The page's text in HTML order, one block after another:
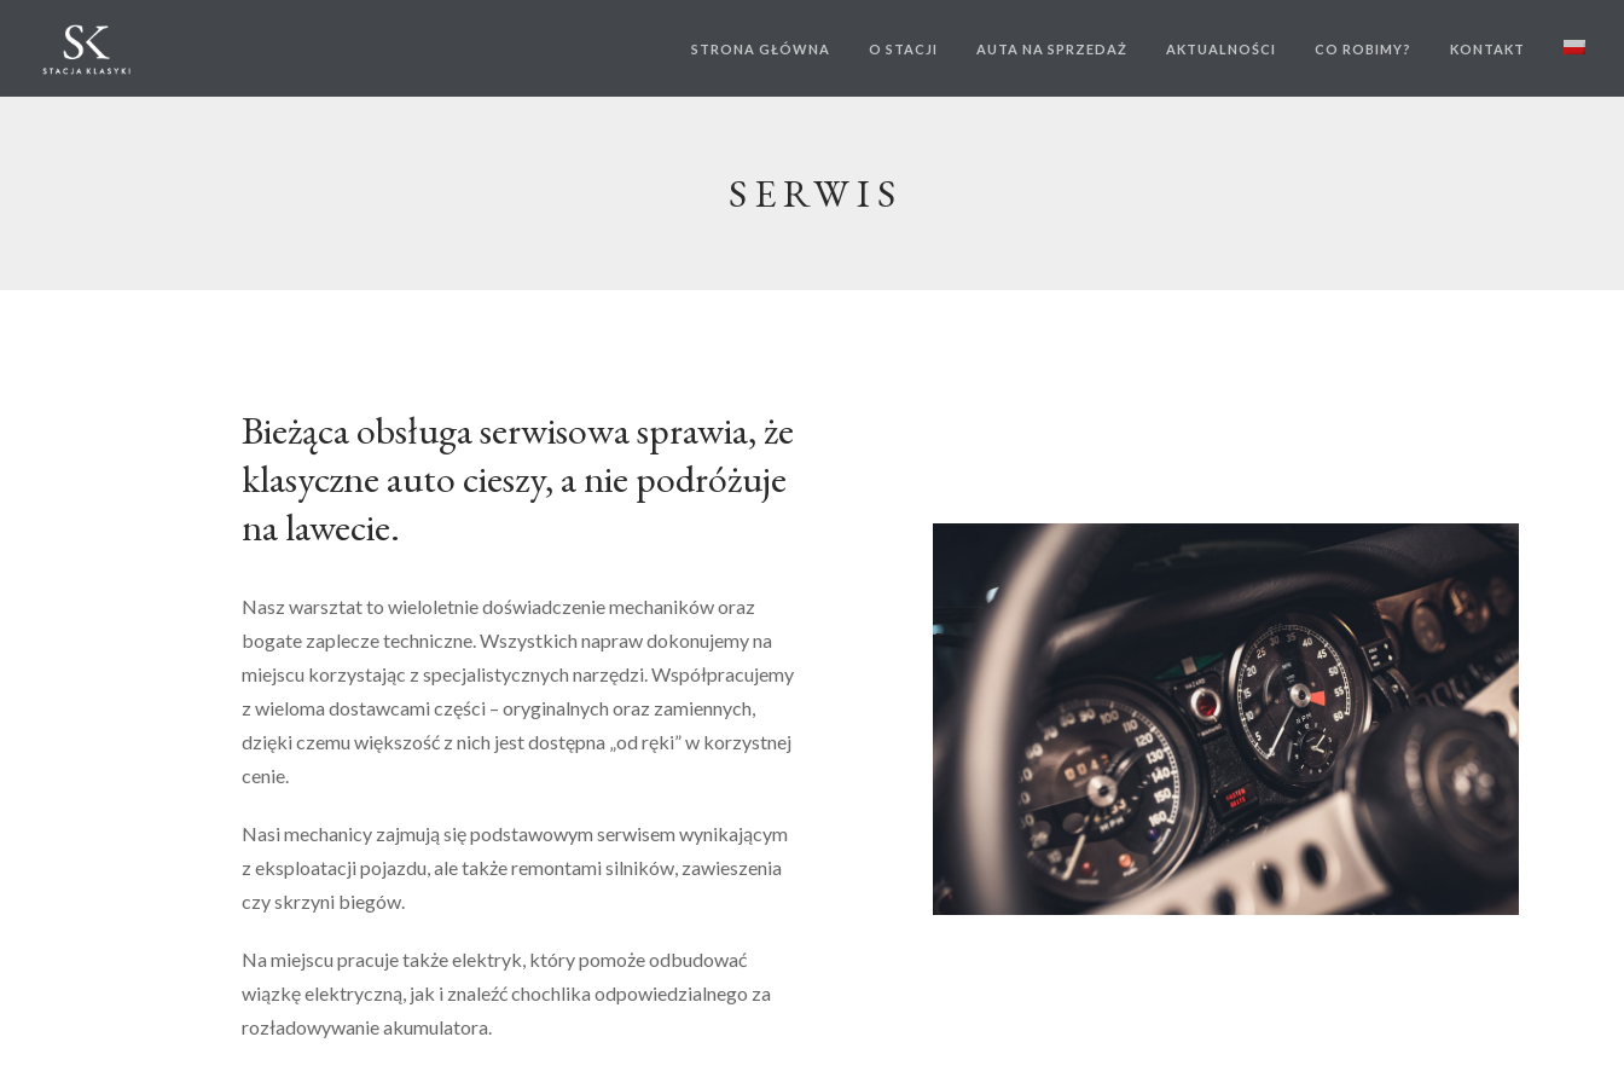
STRONA GŁÓWNA O STACJI AUTA NA SPRZEDAŻ AKTUALNOŚCI CO ROBIMY? KONTAKT
SERWIS
Bieżąca obsługa serwisowa sprawia, że
klasyczne auto cieszy, a nie podróżuje
na lawecie.
Nasz warsztat to wieloletnie doświadczenie mechaników oraz
bogate zaplecze techniczne. Wszystkich napraw dokonujemy na
miejscu korzystając z specjalistycznych narzędzi. Współpracujemy
z wieloma dostawcami części – oryginalnych oraz zamiennych,
dzięki czemu większość z nich jest dostępna „od ręki” w korzystnej
cenie.
Nasi mechanicy zajmują się podstawowym serwisem wynikającym
z eksploatacji pojazdu, ale także remontami silników, zawieszenia
czy skrzyni biegów.
Na miejscu pracuje także elektryk, który pomoże odbudować
wiązkę elektryczną, jak i znaleźć chochlika odpowiedzialnego za
rozładowywanie akumulatora.